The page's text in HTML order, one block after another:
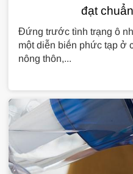
đạt
Đứng trước tình trạng ô
một diễn biến phức tạp ở
nông thôn,...